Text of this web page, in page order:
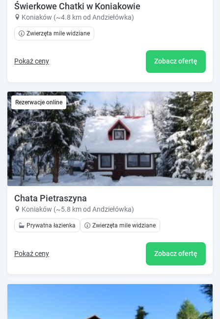
Świerkowe Chatki w Koniakowie
Koniaków (~4.8 km od Andziełówka)
Zwierzęta mile widziane
Pokaż ceny Zobacz ofertę
Rezerwacje online
Chata Pietraszyna
Koniaków (~5.8 km od Andziełówka)
Prywatna łazienka Zwierzęta mile widziane
Pokaż ceny Zobacz ofertę